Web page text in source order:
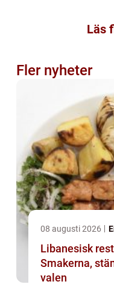
Läs
Fler nyheter
08 augusti 2026
Libanesisk
Smakerna,
valen